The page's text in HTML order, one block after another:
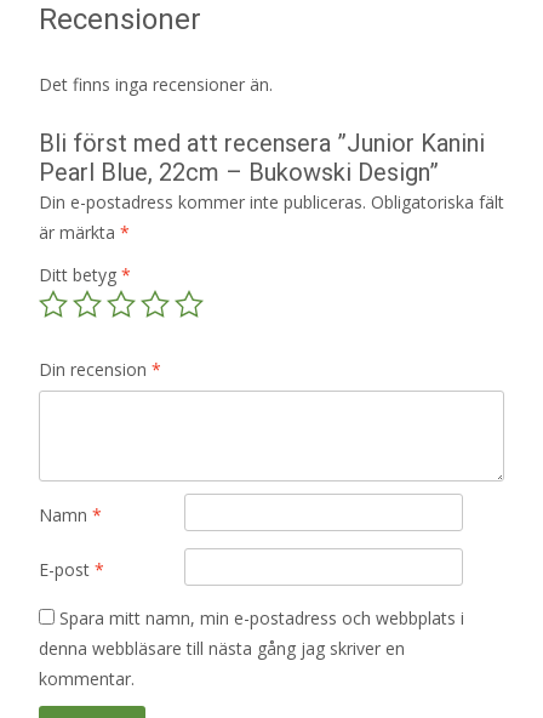
Recensioner
Det finns inga recensioner än.
Bli först med att recensera ”Junior Kanini
Pearl Blue, 22cm – Bukowski Design”
Din e-postadress kommer inte publiceras. Obligatoriska fält
är märkta *
Ditt betyg *
Din recension *
Namn *
E-post *
Spara mitt namn, min e-postadress och webbplats i
denna webbläsare till nästa gång jag skriver en
kommentar.